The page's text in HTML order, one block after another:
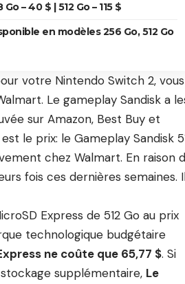
Go – 40 $ | 512 Go – 115 $
en modèles 256 Go, 512 Go
votre Nintendo Switch 2, vous
Le gameplay Sandisk a
sur Amazon, Best Buy et
le prix: le Gameplay Sandisk
chez Walmart. En raison
fois ces dernières semaines.
Express de 512 Go au prix
technologique budgétaire
ne coûte que 65,77 $. Si
supplémentaire, Le